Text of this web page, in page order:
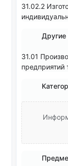
31.02.2
Другие
31.01
предприятий